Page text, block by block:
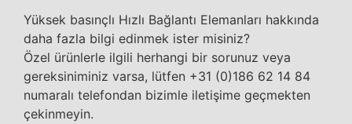
Yüksek basınçlı Hızlı Bağlantı Elemanları hakkında
daha fazla bilgi edinmek ister misiniz?
Özel ürünlerle ilgili herhangi bir sorunuz veya
gereksiniminiz varsa, lütfen +31 (0)186 62 14 84
numaralı telefondan bizimle iletişime geçmekten
çekinmeyin.